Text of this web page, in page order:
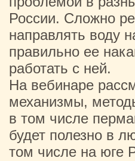
России. Сложно
направлять воду
правильно ее
работать с ней.
На вебинаре
механизмы,
в том числе
будет полезно в
том числе на юге